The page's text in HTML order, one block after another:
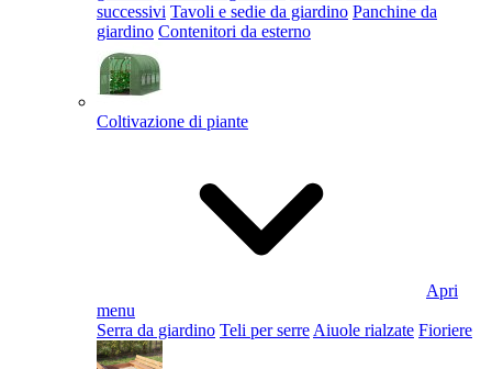
successivi Tavoli e sedie da giardino Panchine da
giardino Contenitori da esterno
Coltivazione di piante
Apri
menu
Serra da giardino Teli per serre Aiuole rialzate Fioriere